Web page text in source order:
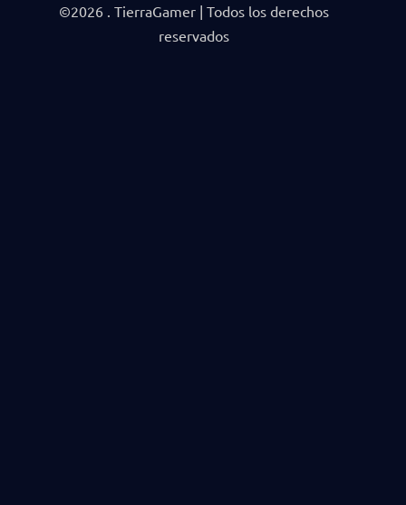
©2026 . TierraGamer | Todos los derechos
reservados